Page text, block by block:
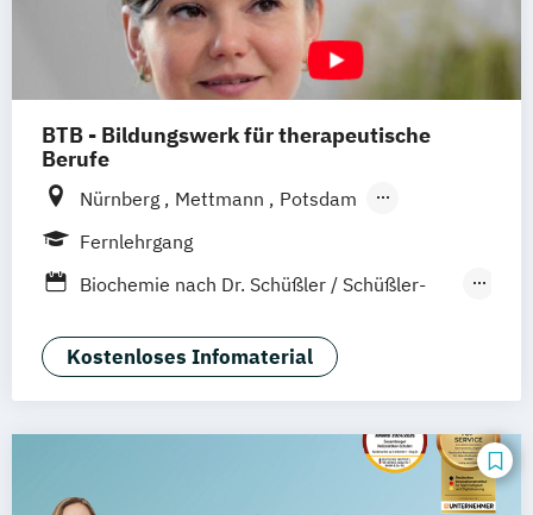
BTB - Bildungswerk für therapeutische
Berufe
Nürnberg Mettmann
Potsdam
Remscheid (Hauptsitz)
Leichlingen Frankfurt am Main
Augsburg Horstmar
Neustadt an der Weinstraße
Bochum München Bremen Bingen
Fernlehrgang
Biochemie nach Dr. Schüßler / Schüßler-
Coach für Kinderentspannung
Fachkraft für Osteoporose-Prophylaxe
Kostenloses Infomaterial